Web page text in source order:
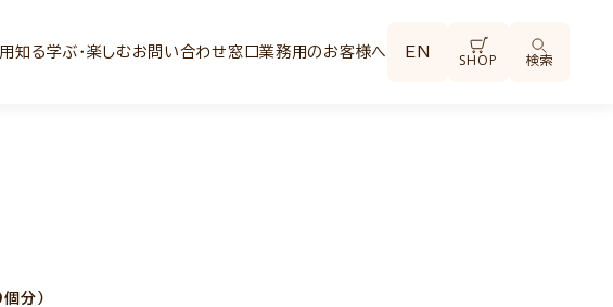
知る学ぶ・楽しむお問い合わせ窓口業務用のお客様へ EN SHOP 検索
分）